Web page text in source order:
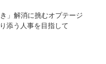
」解消に挑むオプテージ
添う人事を目指して